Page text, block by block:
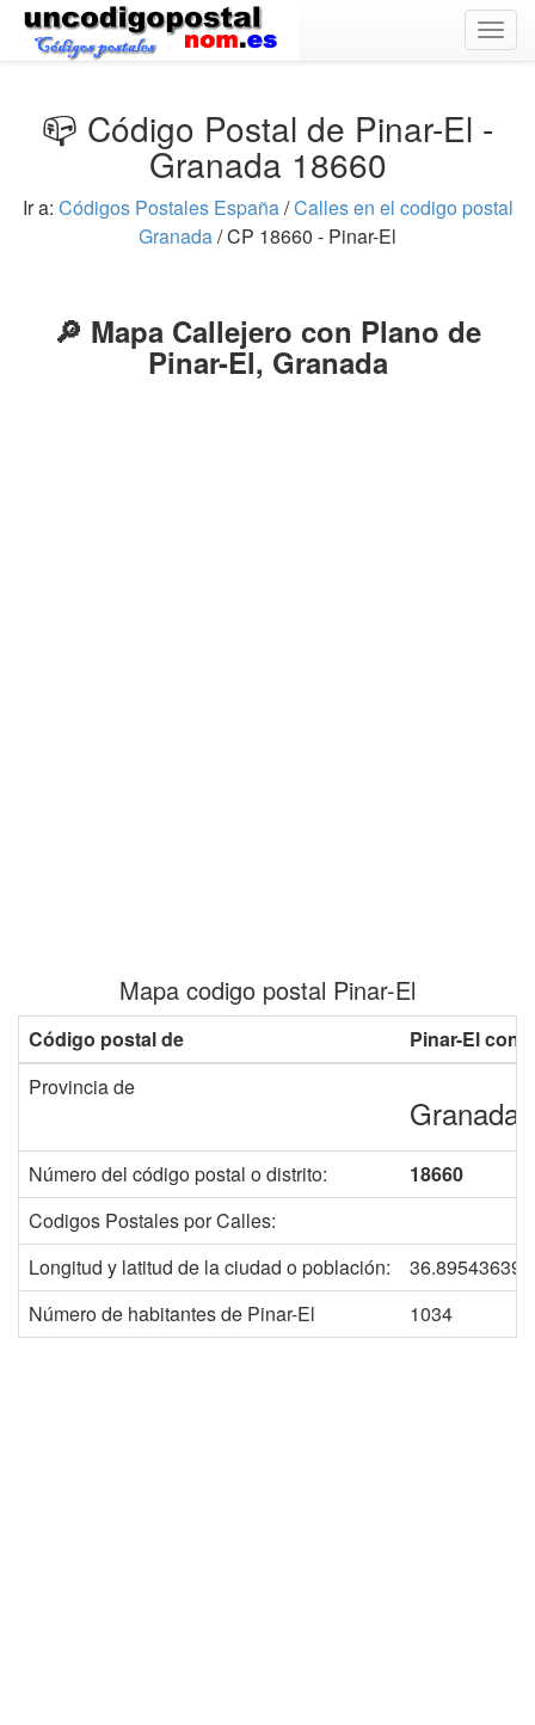
📪 Código Postal de Pinar-El -
Granada 18660
Ir a: Códigos Postales España/Calles en el codigo postal
Granada/ CP 18660 - Pinar-El
🔎 Mapa Callejero con Plano de
Pinar-El, Granada
Mapa codigo postal Pinar-El
Código postal de
Pinar-El con
Provincia de
Granada
Número del código postal o distrito:
18660
Codigos Postales por Calles:
Longitud y latitud de la ciudad o población:
Número de habitantes de Pinar-El
1034